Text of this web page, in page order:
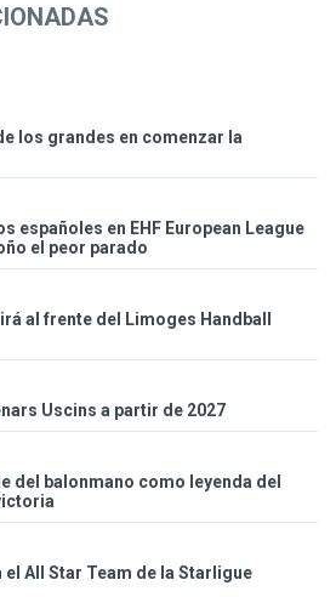
los grandes en comenzar la
españoles en EHF European League
el peor parado
al frente del Limoges Handball
Uscins a partir de 2027
del balonmano como leyenda del
el All Star Team de la Starligue